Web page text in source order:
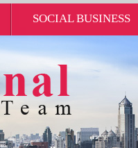
SOCIAL BUSINESS